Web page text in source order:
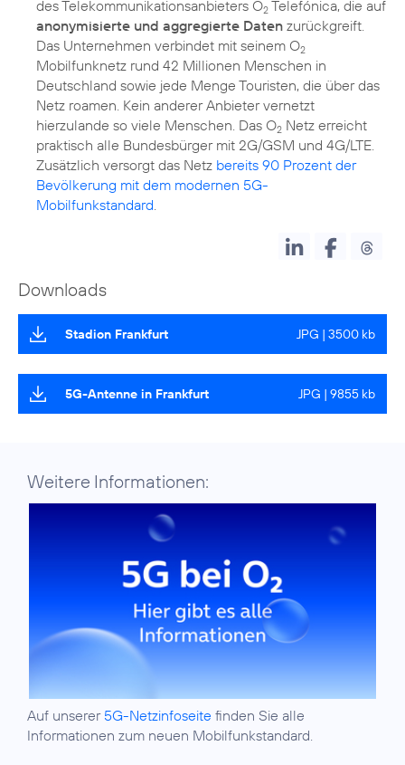
des Telekommunikationsanbieters O2 Telefónica, die auf
anonymisierte und aggregierte Daten zurückgreift.
Das Unternehmen verbindet mit seinem O2
Mobilfunknetz rund 42 Millionen Menschen in
Deutschland sowie jede Menge Touristen, die über das
Netz roamen. Kein anderer Anbieter vernetzt
hierzulande so viele Menschen. Das O2 Netz erreicht
praktisch alle Bundesbürger mit 2G/GSM und 4G/LTE.
Zusätzlich versorgt das Netz bereits 90 Prozent der
Bevölkerung mit dem modernen 5G-
Mobilfunkstandard
Downloads
Stadion Frankfurt JPG | 3500 kb
5G-Antenne in Frankfurt JPG | 9855 kb
Weitere Informationen:
Auf unserer 5G-Netzinfoseite finden Sie alle
Informationen zum neuen Mobilfunkstandard.